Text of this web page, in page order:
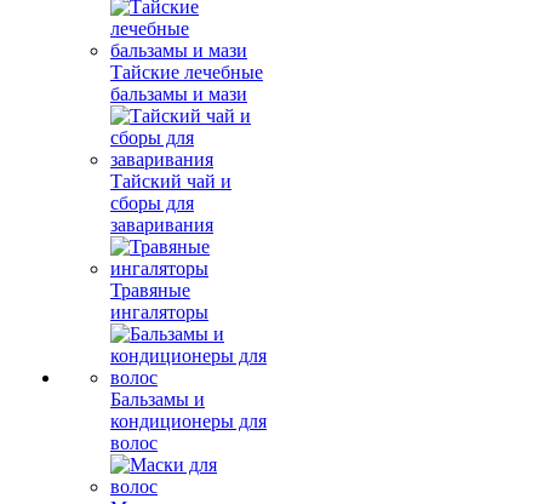
Тайские лечебные
бальзамы и мази
Тайский чай и
сборы для
заваривания
Травяные
ингаляторы
Бальзамы и
кондиционеры для
волос